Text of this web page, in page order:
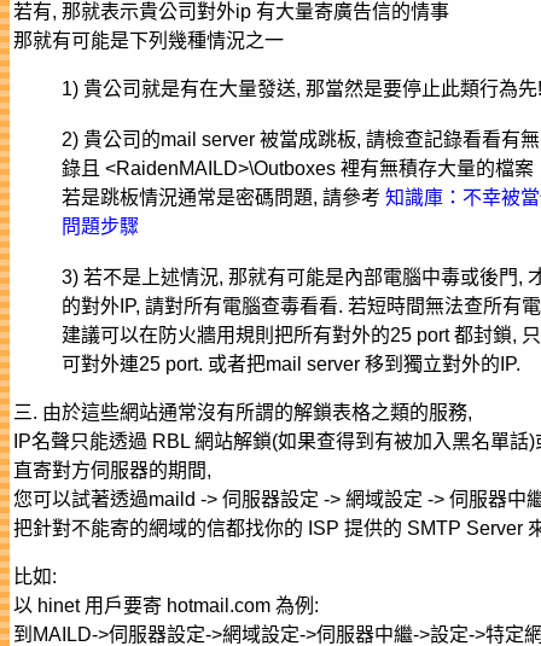
若有, 那就表示貴公司對外ip 有大量寄廣告信的情事
那就有可能是下列幾種情況之一
1) 貴公司就是有在大量發送, 那當然是要停止此類行為先!
2) 貴公司的mail server 被當成跳板, 請檢查記錄看看有
錄且 <RaidenMAILD>\Outboxes 裡有無積存大量的檔案
若是跳板情況通常是密碼問題, 請參考 知識庫：不幸被
問題步驟
3) 若不是上述情況, 那就有可能是內部電腦中毒或後門,
的對外IP, 請對所有電腦查毒看看. 若短時間無法查所有
建議可以在防火牆用規則把所有對外的25 port 都封鎖,
可對外連25 port. 或者把mail server 移到獨立對外的IP.
三. 由於這些網站通常沒有所謂的解鎖表格之類的服務,
IP名聲只能透過 RBL 網站解鎖(如果查得到有被加入黑名單話
直寄對方伺服器的期間,
您可以試著透過maild -> 伺服器設定 -> 網域設定 -> 伺服器中
把針對不能寄的網域的信都找你的 ISP 提供的 SMTP Server
比如:
以 hinet 用戶要寄 hotmail.com 為例:
到MAILD->伺服器設定->網域設定->伺服器中繼->設定->特定